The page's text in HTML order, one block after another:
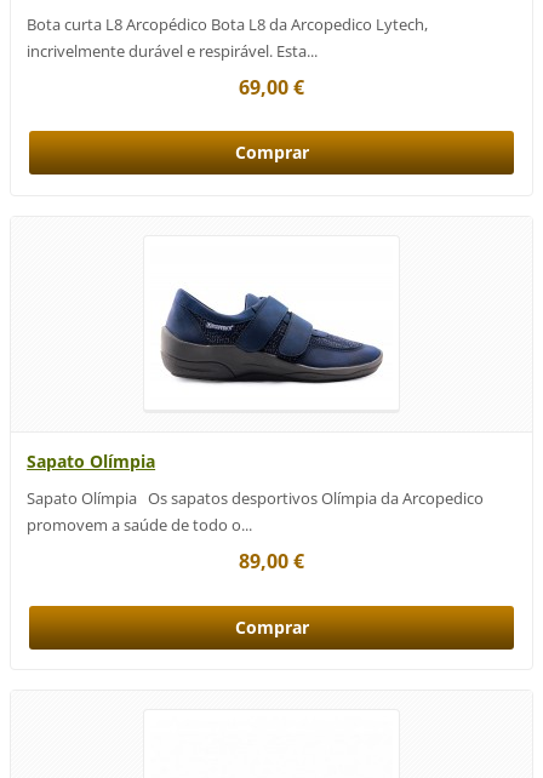
Bota curta L8 Arcopédico Bota L8 da Arcopedico Lytech,
incrivelmente durável e respirável. Esta...
69,00 €
Sapato Olímpia
Sapato Olímpia Os sapatos desportivos Olímpia da Arcopedico
promovem a saúde de todo o...
89,00 €